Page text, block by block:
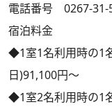
電話番号 0267-31-
宿泊料金
◆1室1名利用時の1
日)91,100円～
◆1室2名利用時の1